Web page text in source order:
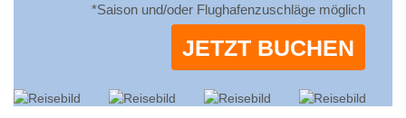
*Saison und/oder Flughafenzuschläge möglich
JETZT BUCHEN